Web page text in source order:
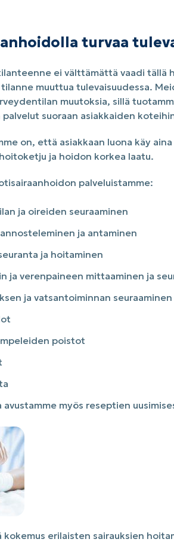
turvaa
ei välttämättä vaadi tällä
tilanne muuttua tulevaisuudessa.
muutoksia, sillä
palvelut suoraan asiakkaiden
on, että asiakkaan luona käy
ja hoidon korkea laatu.
palveluistamme:
ja oireiden seuraaminen
ja antaminen
ja hoitaminen
ja verenpaineen mittaaminen ja
ja vatsantoiminnan seuraaminen
poistot
myös reseptien
kokemus erilaisten sairauksien